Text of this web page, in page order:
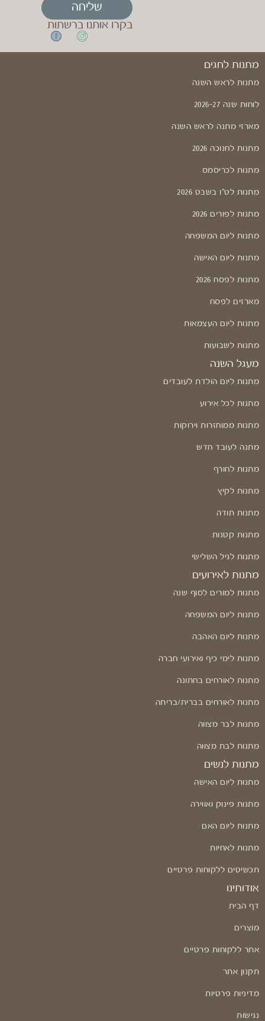
שליחה
בקרו אותנו ברשתות
מתנות לחגים
מתנות לראש השנה
לוחות שנה 2026-27
מארזי מתנה לראש השנה
מתנות לחנוכה 2026
מתנות לכריסמס
מתנות לט"ו בשבט 2026
מתנות לפורים 2026
מתנות ליום המשפחה
מתנות ליום האישה
מתנות לפסח 2026
מארזים לפסח
מתנות ליום העצמאות
מתנות לשבועות
מעגל השנה
מתנות ליום הולדת לעובדים
מתנות לכל אירוע
מתנות ממוחזרות וירוקות
מתנה לעובד חדש
מתנות לחורף
מתנות לקיץ
מתנות תודה
מתנות קטנות
מתנות לגיל השלישי
מתנות לאירועים
מתנות למורים לסוף שנה
מתנות ליום המשפחה
מתנות ליום האהבה
מתנות לימי כיף ואירועי חברה
מתנות לאורחים בחתונה
מתנות לאורחים בברית/בריתה
מתנות לבר מצווה
מתנות לבת מצווה
מתנות לנשים
מתנות ליום האישה
מתנות פינוק ואווירה
מתנות ליום האם
מתנות לאחיות
תכשיטים ללקוחות פרטיים
אודותינו
דף הבית
מוצרים
אתר ללקוחות פרטיים
תקנון אתר
מדיניות פרטיות
נגישות